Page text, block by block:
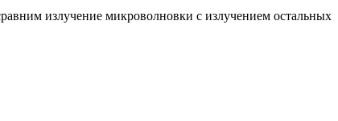
излучение микроволновки с излучением остальных